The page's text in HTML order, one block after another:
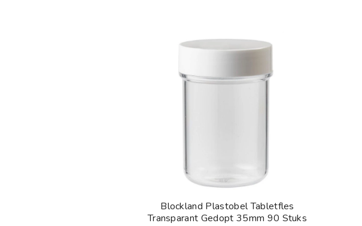
Blockland Plastobel Tabletfles
Transparant Gedopt 35mm 90 Stuks